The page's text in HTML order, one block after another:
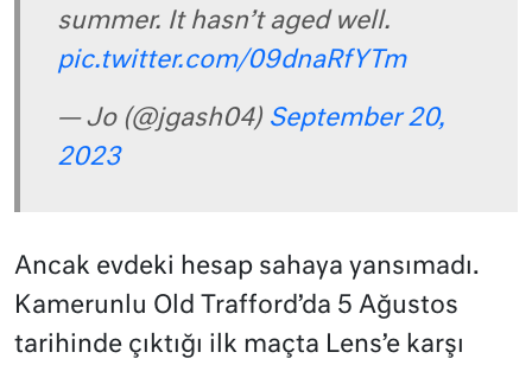
summer. It hasn’t aged well.
pic.twitter.com/09dnaRfYTm
— Jo (@jgash04) September 20,
2023
Ancak evdeki hesap sahaya yansımadı.
Kamerunlu Old Trafford’da 5 Ağustos
tarihinde çıktığı ilk maçta Lens’e karşı